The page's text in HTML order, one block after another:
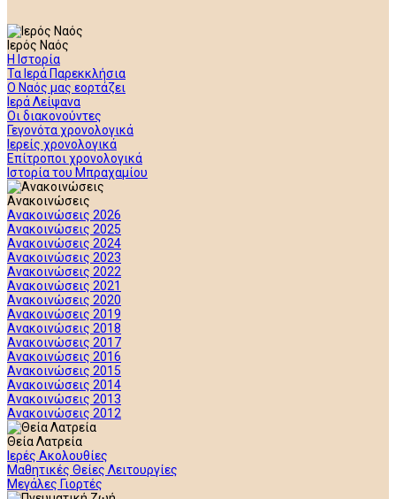
Ιερός Ναός
Η Ιστορία
Τα Ιερά Παρεκκλήσια
Ο Ναός μας εορτάζει
Ιερά Λείψανα
Οι διακονούντες
Γεγονότα χρονολογικά
Ιερείς χρονολογικά
Επίτροποι χρονολογικά
Ιστορία του Μπραχαμίου
Ανακοινώσεις
Ανακοινώσεις 2026
Ανακοινώσεις 2025
Ανακοινώσεις 2024
Ανακοινώσεις 2023
Ανακοινώσεις 2022
Ανακοινώσεις 2021
Ανακοινώσεις 2020
Ανακοινώσεις 2019
Ανακοινώσεις 2018
Ανακοινώσεις 2017
Ανακοινώσεις 2016
Ανακοινώσεις 2015
Ανακοινώσεις 2014
Ανακοινώσεις 2013
Ανακοινώσεις 2012
Θεία Λατρεία
Ιερές Ακολουθίες
Μαθητικές Θείες Λειτουργίες
Μεγάλες Γιορτές